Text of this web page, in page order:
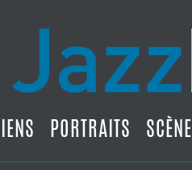
PORTRAITS